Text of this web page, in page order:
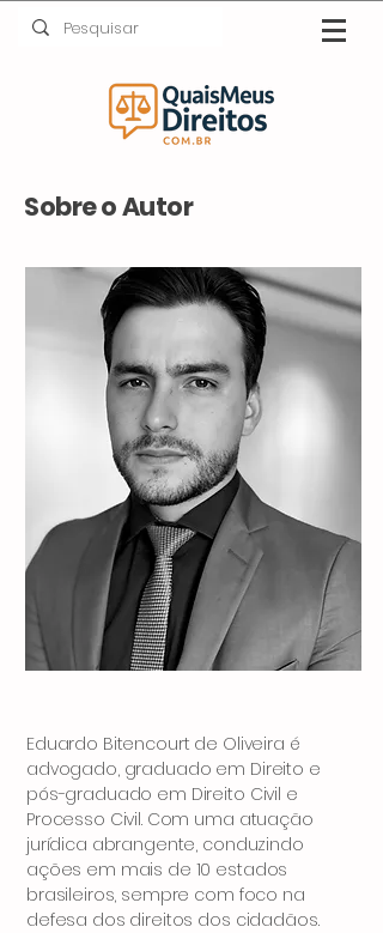
Sobre o Autor
Eduardo Bitencourt de Oliveira é
advogado, graduado em Direito e
pós-graduado em Direito Civil e
Processo Civil. Com uma atuação
jurídica abrangente, conduzindo
ações em mais de 10 estados
brasileiros, sempre com foco na
defesa dos direitos dos cidadãos.